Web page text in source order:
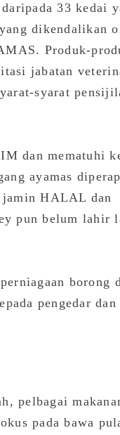
33 kedai
dikendalikan
Produk-
jabatan
syarat
dan mematuhi
ayamas diperap
jamin HALAL dan
pun belum lahir
borong
pengedar dan
pelbagai
pada bawa